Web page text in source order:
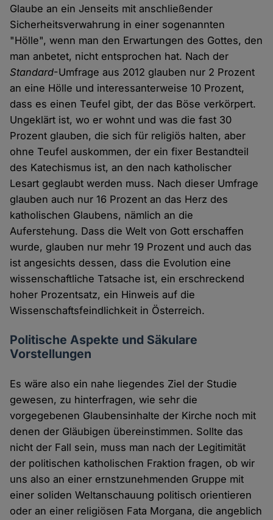
Glaube an ein Jenseits mit anschließender
Sicherheitsverwahrung in einer sogenannten
"Hölle", wenn man den Erwartungen des Gottes, den
man anbetet, nicht entsprochen hat. Nach der
Standard-Umfrage aus 2012 glauben nur 2 Prozent
an eine Hölle und interessanterweise 10 Prozent,
dass es einen Teufel gibt, der das Böse verkörpert.
Ungeklärt ist, wo er wohnt und was die fast 30
Prozent glauben, die sich für religiös halten, aber
ohne Teufel auskommen, der ein fixer Bestandteil
des Katechismus ist, an den nach katholischer
Lesart geglaubt werden muss. Nach dieser Umfrage
glauben auch nur 16 Prozent an das Herz des
katholischen Glaubens, nämlich an die
Auferstehung. Dass die Welt von Gott erschaffen
wurde, glauben nur mehr 19 Prozent und auch das
ist angesichts dessen, dass die Evolution eine
wissenschaftliche Tatsache ist, ein erschreckend
hoher Prozentsatz, ein Hinweis auf die
Wissenschaftsfeindlichkeit in Österreich.
Politische Aspekte und Säkulare
Vorstellungen
Es wäre also ein nahe liegendes Ziel der Studie
gewesen, zu hinterfragen, wie sehr die
vorgegebenen Glaubensinhalte der Kirche noch mit
denen der Gläubigen übereinstimmen. Sollte das
nicht der Fall sein, muss man nach der Legitimität
der politischen katholischen Fraktion fragen, ob wir
uns also an einer ernstzunehmenden Gruppe mit
einer soliden Weltanschauung politisch orientieren
oder an einer religiösen Fata Morgana, die angeblich